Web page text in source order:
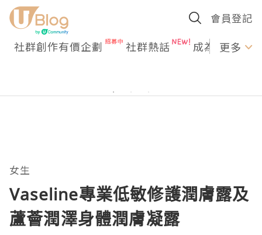
會員登記
社群創作有價企劃 社群熱話 成為U更多
女生
Vaseline專業低敏修護潤膚露及
蘆薈潤澤身體潤膚凝露